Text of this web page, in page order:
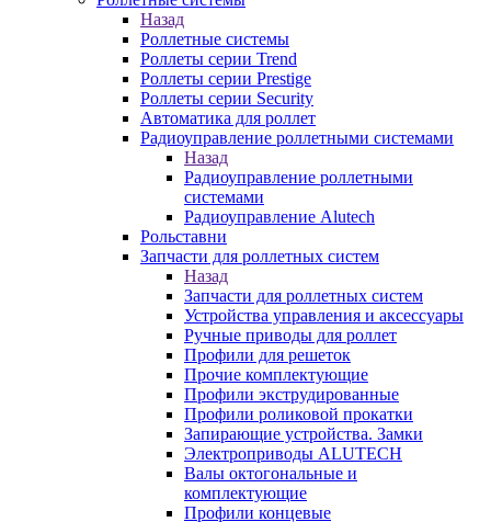
Назад
Роллетные системы
Роллеты серии Trend
Роллеты серии Prestige
Роллеты серии Security
Автоматика для роллет
Радиоуправление роллетными системами
Назад
Радиоуправление роллетными
системами
Радиоуправление Alutech
Рольставни
Запчасти для роллетных систем
Назад
Запчасти для роллетных систем
Устройства управления и аксессуары
Ручные приводы для роллет
Профили для решеток
Прочие комплектующие
Профили экструдированные
Профили роликовой прокатки
Запирающие устройства. Замки
Электроприводы ALUTECH
Валы октогональные и
комплектующие
Профили концевые